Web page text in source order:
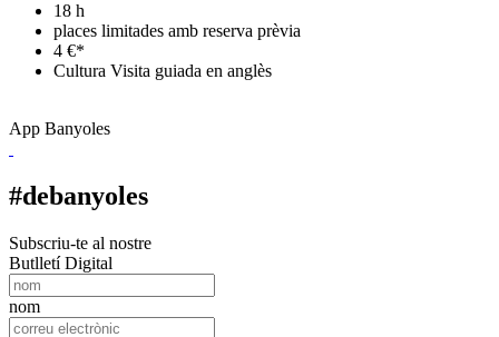
18 h
places limitades amb reserva prèvia
4 €*
Cultura Visita guiada en anglès
App Banyoles
#debanyoles
Subscriu-te al nostre
Butlletí Digital
nom